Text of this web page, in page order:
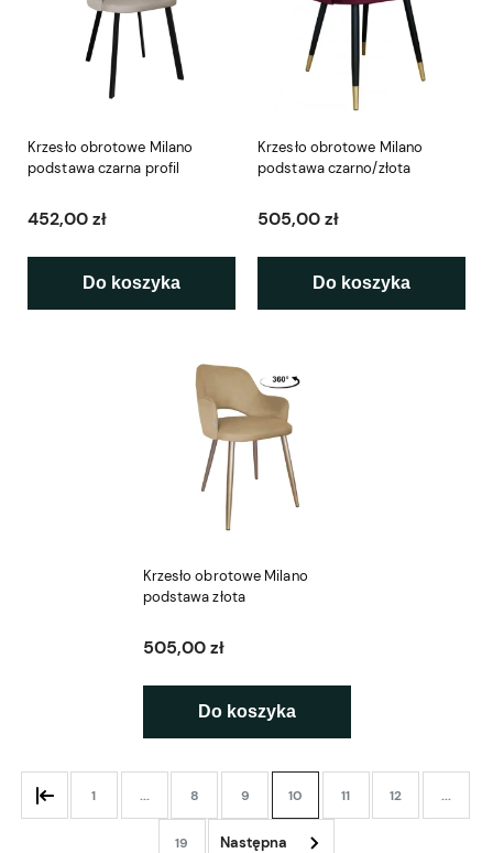
Krzesło obrotowe Milano
podstawa czarna profil
452,00 zł
Do koszyka
Krzesło obrotowe Milano
podstawa czarno/złota
505,00 zł
Do koszyka
Krzesło obrotowe Milano
podstawa złota
505,00 zł
Do koszyka
1 ... 8 9 10 11 12 ...
19